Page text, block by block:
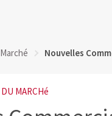
Nouvelles
MARCHé